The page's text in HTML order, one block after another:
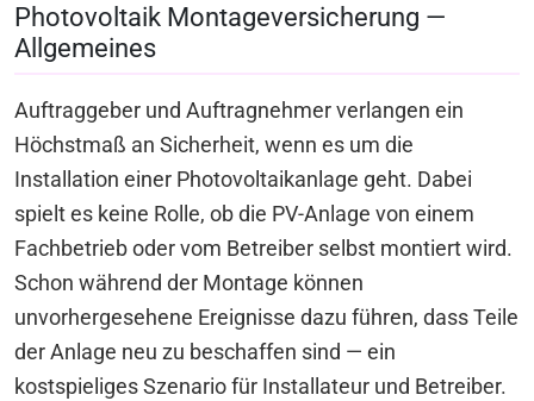
Photovoltaik Montageversicherung —
Allgemeines
Auftraggeber und Auftragnehmer verlangen ein
Höchstmaß an Sicherheit, wenn es um die
Installation einer Photovoltaikanlage geht. Dabei
spielt es keine Rolle, ob die PV-Anlage von einem
Fachbetrieb oder vom Betreiber selbst montiert wird.
Schon während der Montage können
unvorhergesehene Ereignisse dazu führen, dass Teile
der Anlage neu zu beschaffen sind — ein
kostspieliges Szenario für Installateur und Betreiber.